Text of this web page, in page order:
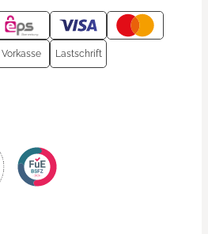
Vorkasse Lastschrift